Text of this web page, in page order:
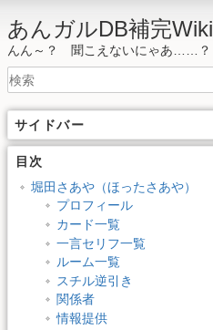
あんガルDB補完Wiki
んん～？ 聞こえないにゃあ……？
サイドバー
目次
堀田さあや（ほったさあや）
プロフィール
カード一覧
一言セリフ一覧
ルーム一覧
スチル逆引き
関係者
情報提供